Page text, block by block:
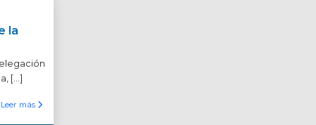
la
[…]
Leer más